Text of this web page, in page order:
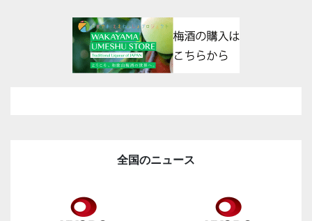
全国のニュース